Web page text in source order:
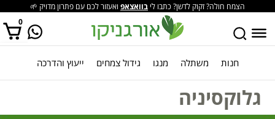
הצמח חולה? זקוק לדשן? כתבו לי בוואצאפ ואעזור לכם עם פתרון מדויק 🌱
0
אין מוצרים בסל הקניות. חנות משתלה מנגו גידול צמחים ייעוץ והדרכה
גלוקסיניה